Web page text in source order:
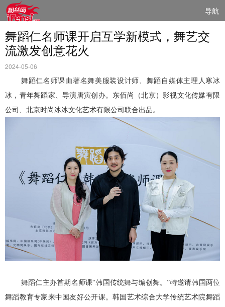
导航
舞蹈仁名师课开启互学新模式，舞艺交
流激发创意花火
2024-05-06
舞蹈仁名师课由著名舞美服装设计师、舞蹈自媒体主理人寒冰
冰，青年舞蹈家、导演唐寅创办。东佰尚（北京）影视文化传媒有限
公司、北京时尚冰冰文化艺术有限公司联合出品。
舞蹈仁主办首期名师课“韩国传统舞与编创舞。”特邀请韩国两位
舞蹈教育专家来中国友好公开课。韩国艺术综合大学传统艺术院舞蹈